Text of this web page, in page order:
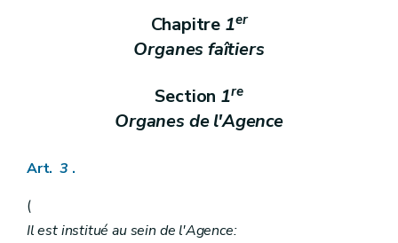
Art. 115
Art. 116
Art. 117
Institutions pratiquant la médiation de dettes
Section 1re
Disposition générale
Art. 118
Art. 123
Chapitre 1er
Organes faîtiers
Section 1re
Organes de l'Agence
Art. 3 .
(
Il est institué au sein de l'Agence: